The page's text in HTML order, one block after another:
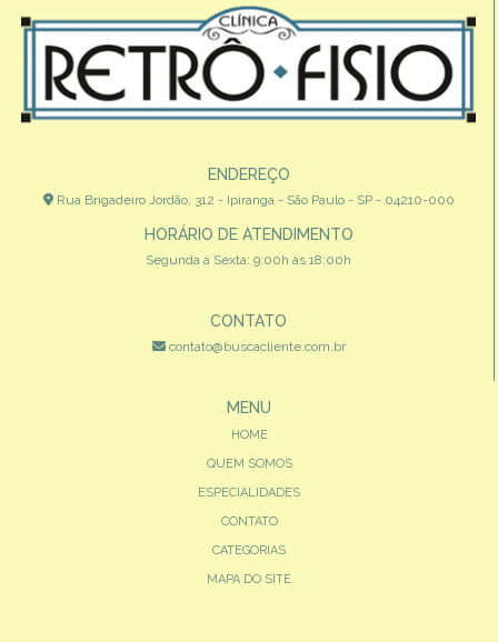
ENDEREÇO
Rua Brigadeiro Jordão, 312 - Ipiranga - São Paulo - SP - 04210-000
HORÁRIO DE ATENDIMENTO
Segunda à Sexta: 9:00h às 18:00h
CONTATO
contato@buscacliente.com.br
MENU
HOME
QUEM SOMOS
ESPECIALIDADES
CONTATO
CATEGORIAS
MAPA DO SITE